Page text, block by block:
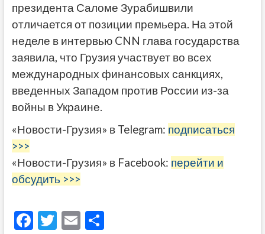
президента Саломе Зурабишвили
отличается от позиции премьера. На этой
неделе в интервью CNN глава государства
заявила, что Грузия участвует во всех
международных финансовых санкциях,
введенных Западом против России из-за
войны в Украине.
«Новости-Грузия» в Telegram: подписаться
>>>
«Новости-Грузия» в Facebook: перейти и
обсудить >>>
F T E О